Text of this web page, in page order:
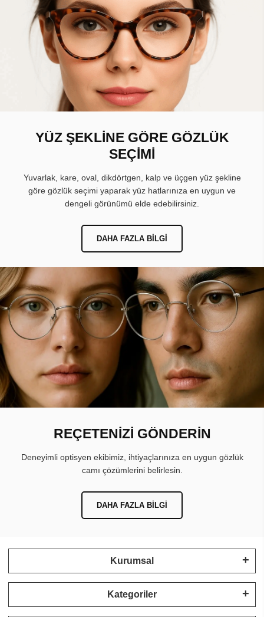
YÜZ ŞEKLİNE GÖRE GÖZLÜK
SEÇİMİ
Yuvarlak, kare, oval, dikdörtgen, kalp ve üçgen yüz şekline
göre gözlük seçimi yaparak yüz hatlarınıza en uygun ve
dengeli görünümü elde edebilirsiniz.
DAHA FAZLA BILGI
REÇETENİZİ GÖNDERİN
Deneyimli optisyen ekibimiz, ihtiyaçlarınıza en uygun gözlük
camı çözümlerini belirlesin.
DAHA FAZLA BILGI
Kurumsal
Kategoriler